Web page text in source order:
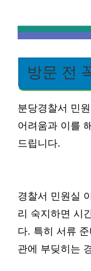
방문 전
분당경찰서 민
어려움과 이를
드립니다.
경찰서 민원실
리 숙지하면 시
다. 특히 서류
관에 부딪히는